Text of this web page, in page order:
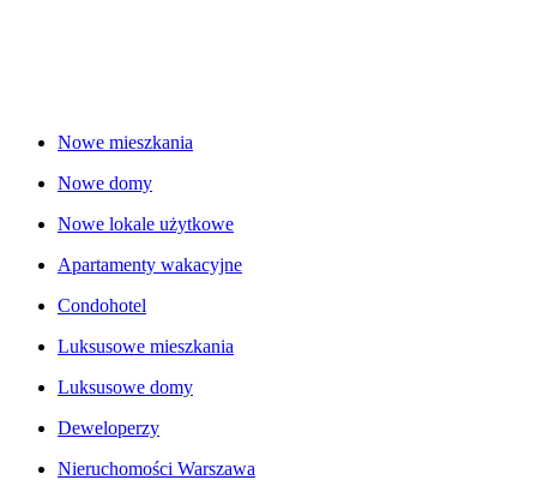
Nowe mieszkania
Nowe domy
Nowe lokale użytkowe
Apartamenty wakacyjne
Condohotel
Luksusowe mieszkania
Luksusowe domy
Deweloperzy
Nieruchomości Warszawa